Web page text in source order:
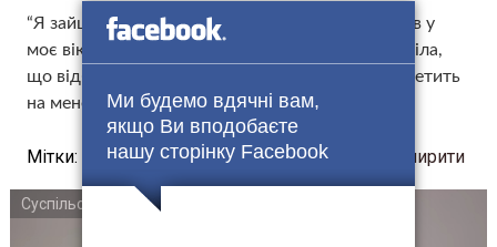
Ми будемо вдячні вам,
якщо Ви вподобаєте
нашу сторінку Facebook
“Я зайшла на кухню і побачила, як снаряд влетів у
моє вікно. Все було так швидко, що я не зрозуміла,
що відбувається. Я просто побачила, як щось летить
на мене”. …
Мітки: Світ Поширити
Суспільство